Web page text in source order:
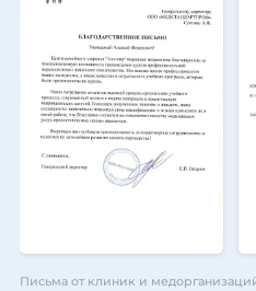
Письма от клиник и